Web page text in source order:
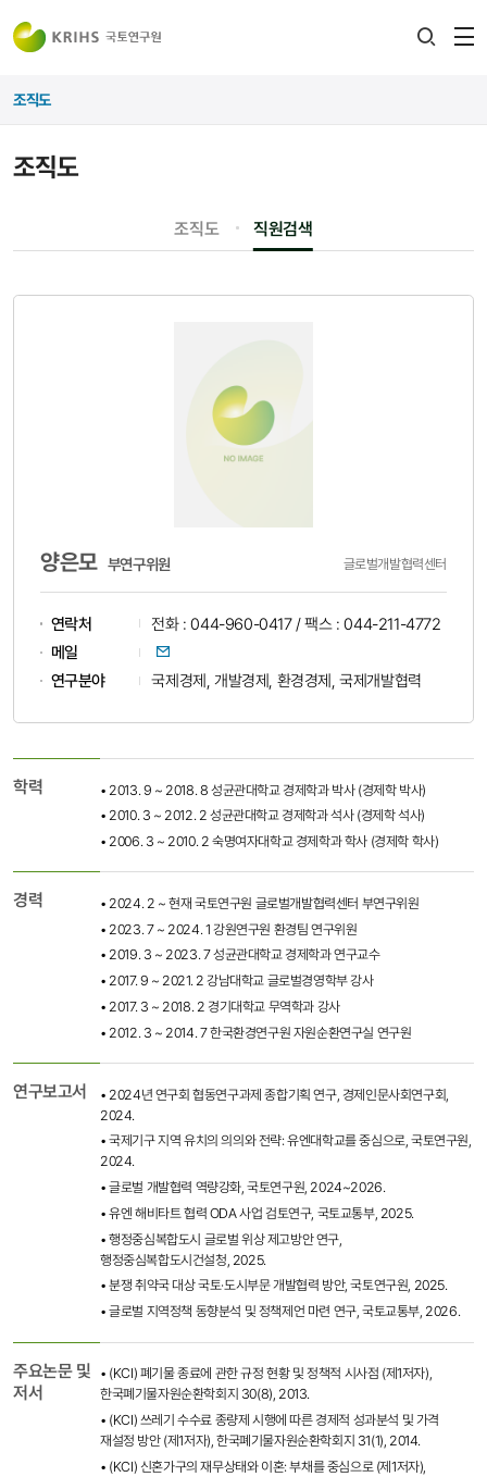
조직도
조직도
조직도 직원검색
양은모 부연구위원 글로벌개발협력센터
연락처
전화 : 044-960-0417 / 팩스 : 044-211-4772
메일
이메일
연구분야 국제경제, 개발경제, 환경경제, 국제개발협력
학력
• 2013. 9 ~ 2018. 8 성균관대학교 경제학과 박사 (경제학 박사)
• 2010. 3 ~ 2012. 2 성균관대학교 경제학과 석사 (경제학 석사)
• 2006. 3 ~ 2010. 2 숙명여자대학교 경제학과 학사 (경제학 학사)
경력
• 2024. 2 ~ 현재 국토연구원 글로벌개발협력센터 부연구위원
• 2023. 7 ~ 2024. 1 강원연구원 환경팀 연구위원
• 2019. 3 ~ 2023. 7 성균관대학교 경제학과 연구교수
• 2017. 9 ~ 2021. 2 강남대학교 글로벌경영학부 강사
• 2017. 3 ~ 2018. 2 경기대학교 무역학과 강사
• 2012. 3 ~ 2014. 7 한국환경연구원 자원순환연구실 연구원
연구보고서
• 2024년 연구회 협동연구과제 종합기획 연구, 경제인문사회연구회,
2024.
• 국제기구 지역 유치의 의의와 전략: 유엔대학교를 중심으로, 국토연구원,
2024.
• 글로벌 개발협력 역량강화, 국토연구원, 2024~2026.
• 유엔 해비타트 협력 ODA 사업 검토연구, 국토교통부, 2025.
• 행정중심복합도시 글로벌 위상 제고방안 연구,
행정중심복합도시건설청, 2025.
• 분쟁 취약국 대상 국토·도시부문 개발협력 방안, 국토연구원, 2025.
• 글로벌 지역정책 동향분석 및 정책제언 마련 연구, 국토교통부, 2026.
주요논문 및
저서
• (KCI) 폐기물 종료에 관한 규정 현황 및 정책적 시사점 (제1저자),
한국폐기물자원순환학회지 30(8), 2013.
• (KCI) 쓰레기 수수료 종량제 시행에 따른 경제적 성과분석 및 가격
재설정 방안 (제1저자), 한국폐기물자원순환학회지 31(1), 2014.
• (KCI) 신혼가구의 재무상태와 이혼: 부채를 중심으로 (제1저자),